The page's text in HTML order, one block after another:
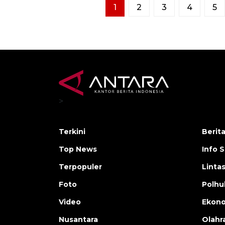
1 2 3 4 5
>
Terkini
Top News
Terpopuler
Foto
Video
Nusantara
Info